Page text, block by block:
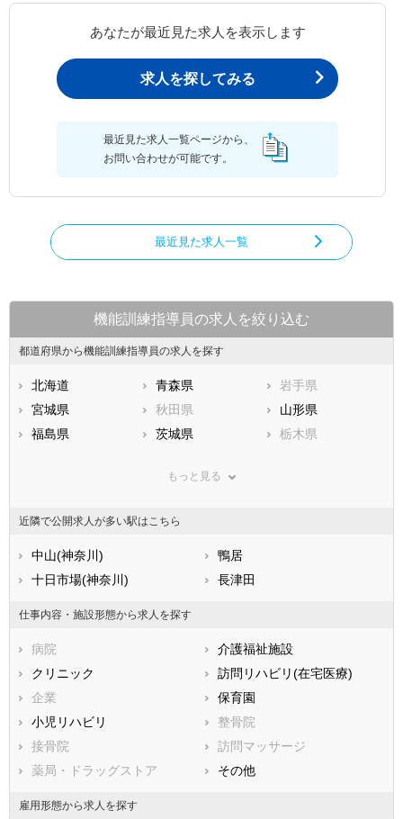
あなたが最近見た求人を表示します
求人を探してみる
最近見た求人一覧ページから、
お問い合わせが可能です。
最近見た求人一覧
機能訓練指導員の求人を絞り込む
都道府県から機能訓練指導員の求人を探す
北海道 青森県
岩手県
宮城県
秋田県
山形県
福島県
茨城県
栃木県
神奈川県
石川県
福井県
静岡県
滋賀県
広島県
徳島県
香川県
高知県
福岡県
熊本県
鹿児島県
もっと見る
近隣で公開求人が多い駅はこちら
中山(神奈川)
鴨居
十日市場(神奈川)
長津田
仕事内容・施設形態から求人を探す
病院
介護福祉施設
クリニック
訪問リハビリ(在宅医療)
企業
保育園
小児リハビリ
整骨院
接骨院
訪問マッサージ
薬局・ドラッグストア
その他
雇用形態から求人を探す